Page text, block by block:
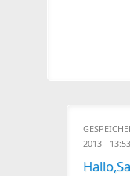
2013 - 13:53